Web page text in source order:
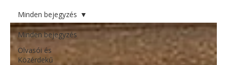
Minden bejegyzés
Olvasói és
Közérdekű
Minden bejegyzés